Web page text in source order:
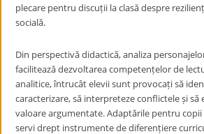
plecare pentru discuții la clasă despre
socială.
Din perspectivă didactică, analiza
facilitează dezvoltarea competențelor de
analitice, întrucât elevii sunt provocați să
caracterizare, să interpreteze conflictele și să
valoare argumentate. Adaptările pentru
servi drept instrumente de diferențiere